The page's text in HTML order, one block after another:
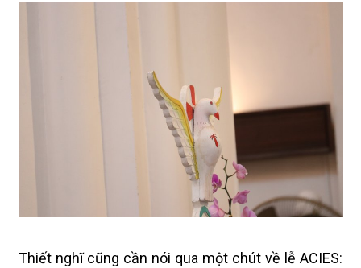
Thiết nghĩ cũng cần nói qua một chút về lễ ACIES: